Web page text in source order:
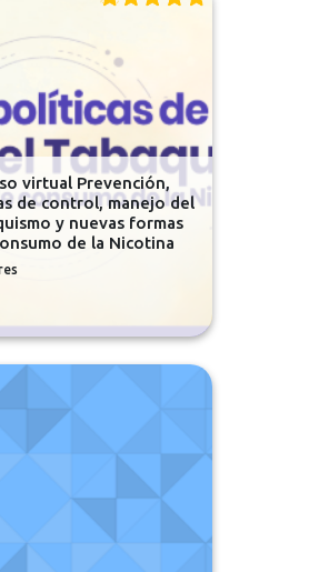
virtual Prevención,
de control, manejo del
y nuevas formas
de la Nicotina